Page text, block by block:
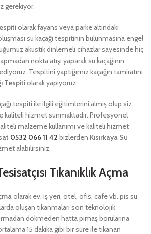
gerekiyor.
olarak fayans veya parke altındaki
su kaçağı tespitinin bulunmasına engel
akustik dinlemeli cihazlar sayesinde hiç
nokta atışı yaparak su kaçağının
Tespitini yaptığımız kaçağın tamiratını
Tespitiolarak yapıyoruz.
tespiti ile ilgili eğitimlerini almış olup siz
kaliteli hizmet sunmaktadır. Profesyonel
malzeme kullanımı ve kaliteli hizmet
0532 066 11 42 bizlerden Kısırkaya Su
alabilirsiniz.
Tıkanıklık Açma
olarak ev, iş yeri, otel, ofis, cafe vb. pis su
oluşan tıkanmaları son teknolojik
dökmeden hatta pimaş borularına
15 dakika gibi bir süre ile tıkanan